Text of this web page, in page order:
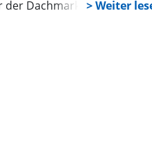
der Dachmarke der „neuen“